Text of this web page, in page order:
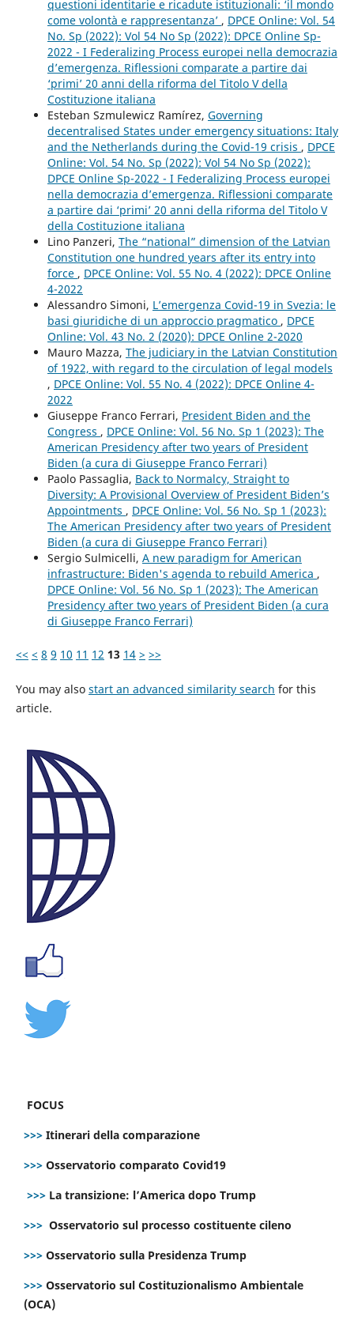
questioni identitarie e ricadute istituzionali: ‘il mondo
come volontà e rappresentanza’ , DPCE Online: Vol. 54
No. Sp (2022): Vol 54 No Sp (2022): DPCE Online Sp-
2022 - I Federalizing Process europei nella democrazia
d’emergenza. Riflessioni comparate a partire dai
‘primi’ 20 anni della riforma del Titolo V della
Costituzione italiana
Esteban Szmulewicz Ramírez, Governing
decentralised States under emergency situations: Italy
and the Netherlands during the Covid-19 crisis , DPCE
Online: Vol. 54 No. Sp (2022): Vol 54 No Sp (2022):
DPCE Online Sp-2022 - I Federalizing Process europei
nella democrazia d’emergenza. Riflessioni comparate
a partire dai ‘primi’ 20 anni della riforma del Titolo V
della Costituzione italiana
Lino Panzeri, The “national” dimension of the Latvian
Constitution one hundred years after its entry into
force , DPCE Online: Vol. 55 No. 4 (2022): DPCE Online
4-2022
Alessandro Simoni, L’emergenza Covid-19 in Svezia: le
basi giuridiche di un approccio pragmatico , DPCE
Online: Vol. 43 No. 2 (2020): DPCE Online 2-2020
Mauro Mazza, The judiciary in the Latvian Constitution
of 1922, with regard to the circulation of legal models
, DPCE Online: Vol. 55 No. 4 (2022): DPCE Online 4-
2022
Giuseppe Franco Ferrari, President Biden and the
Congress , DPCE Online: Vol. 56 No. Sp 1 (2023): The
American Presidency after two years of President
Biden (a cura di Giuseppe Franco Ferrari)
Paolo Passaglia, Back to Normalcy, Straight to
Diversity: A Provisional Overview of President Biden’s
Appointments , DPCE Online: Vol. 56 No. Sp 1 (2023):
The American Presidency after two years of President
Biden (a cura di Giuseppe Franco Ferrari)
Sergio Sulmicelli, A new paradigm for American
infrastructure: Biden's agenda to rebuild America ,
DPCE Online: Vol. 56 No. Sp 1 (2023): The American
Presidency after two years of President Biden (a cura
di Giuseppe Franco Ferrari)
<< < 8 9 10 11 12 13 14 > >>
You may also start an advanced similarity search for this
article.
FOCUS
>>> Itinerari della comparazione
>>> Osservatorio comparato Covid19
>>> La transizione: l’America dopo Trump
>>> Osservatorio sul processo costituente cileno
>>> Osservatorio sulla Presidenza Trump
>>> Osservatorio sul Costituzionalismo Ambientale
(OCA)